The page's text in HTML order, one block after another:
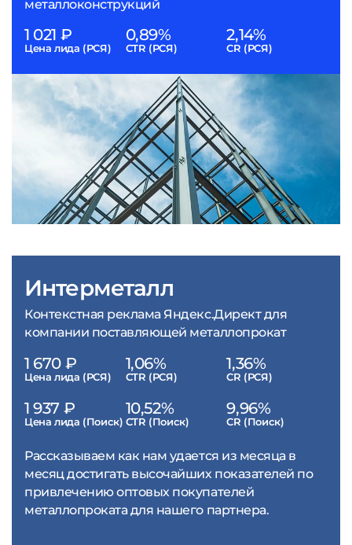
металлоконструкций
1 021 ₽
Цена лида (РСЯ)
0,89%
CTR (РСЯ)
2,14%
CR (РСЯ)
Интерметалл
Контекстная реклама Яндекс.Директ для
компании поставляющей металлопрокат
1 670 ₽
Цена лида (РСЯ)
1,06%
CTR (РСЯ)
1,36%
CR (РСЯ)
1 937 ₽
Цена лида (Поиск)
10,52%
CTR (Поиск)
9,96%
CR (Поиск)
Рассказываем как нам удается из месяца в
месяц достигать высочайших показателей по
привлечению оптовых покупателей
металлопроката для нашего партнера.